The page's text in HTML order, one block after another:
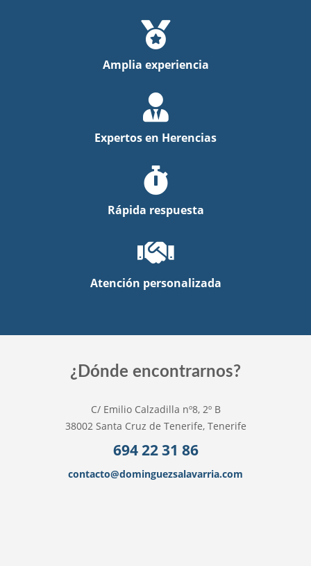
Amplia experiencia
Expertos en Herencias
Rápida respuesta
Atención personalizada
¿Dónde encontrarnos?
C/ Emilio Calzadilla nº8, 2º B
38002 Santa Cruz de Tenerife, Tenerife
694 22 31 86
contacto@dominguezsalavarria.com